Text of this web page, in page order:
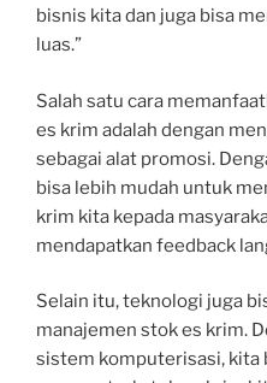
bisnis kita dan juga bisa
luas.”
Salah satu cara
es krim adalah dengan
sebagai alat promosi.
bisa lebih mudah untuk
krim kita kepada
mendapatkan feedback
Selain itu, teknologi juga
manajemen stok es krim.
sistem komputerisasi, kita